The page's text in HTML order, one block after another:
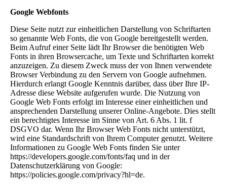
Google Webfonts
Diese Seite nutzt zur einheitlichen Darstellung von Schriftarten
so genannte Web Fonts, die von Google bereitgestellt werden.
Beim Aufruf einer Seite lädt Ihr Browser die benötigten Web
Fonts in ihren Browsercache, um Texte und Schriftarten korrekt
anzuzeigen. Zu diesem Zweck muss der von Ihnen verwendete
Browser Verbindung zu den Servern von Google aufnehmen.
Hierdurch erlangt Google Kenntnis darüber, dass über Ihre IP-
Adresse diese Website aufgerufen wurde. Die Nutzung von
Google Web Fonts erfolgt im Interesse einer einheitlichen und
ansprechenden Darstellung unserer Online-Angebote. Dies stellt
ein berechtigtes Interesse im Sinne von Art. 6 Abs. 1 lit. f
DSGVO dar. Wenn Ihr Browser Web Fonts nicht unterstützt,
wird eine Standardschrift von Ihrem Computer genutzt. Weitere
Informationen zu Google Web Fonts finden Sie unter
https://developers.google.com/fonts/faq und in der
Datenschutzerklärung von Google:
https://policies.google.com/privacy?hl=de.